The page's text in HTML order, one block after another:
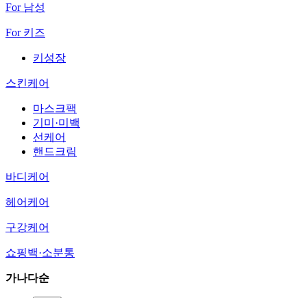
For 남성
For 키즈
키성장
스킨케어
마스크팩
기미·미백
선케어
핸드크림
바디케어
헤어케어
구강케어
쇼핑백·소분통
가나다순